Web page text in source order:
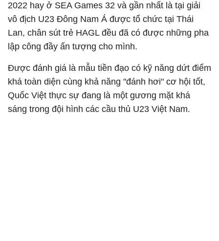
2022 hay ở SEA Games 32 và gần nhất là tại giải
vô địch U23 Đông Nam Á được tổ chức tại Thái
Lan, chân sút trẻ HAGL đều đã có được những pha
lập công đầy ấn tượng cho mình.
Được đánh giá là mẫu tiền đạo có kỹ năng dứt điểm
khá toàn diện cùng khả năng "đánh hơi" cơ hội tốt,
Quốc Việt thực sự đang là một gương mặt khá
sáng trong đội hình các cầu thủ U23 Việt Nam.